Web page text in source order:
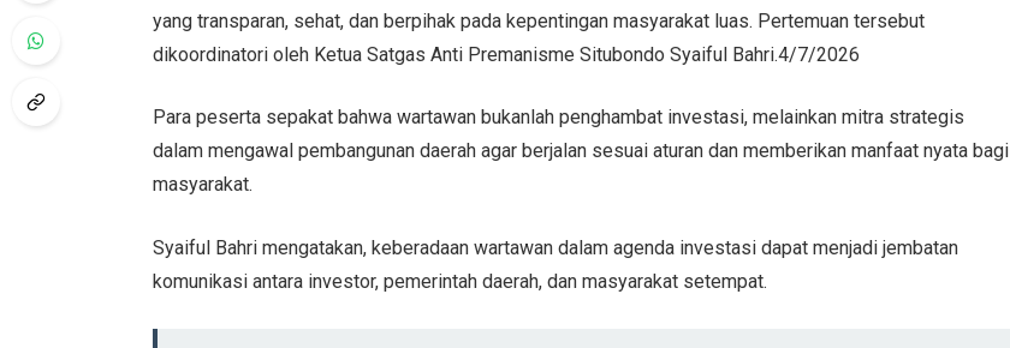
yang transparan, sehat, dan berpihak pada kepentingan masyarakat luas. Pertemuan tersebut
dikoordinatori oleh Ketua Satgas Anti Premanisme Situbondo Syaiful Bahri.4/7/2026
Para peserta sepakat bahwa wartawan bukanlah penghambat investasi, melainkan mitra strategis
dalam mengawal pembangunan daerah agar berjalan sesuai aturan dan memberikan manfaat nyata bagi
masyarakat.
Syaiful Bahri mengatakan, keberadaan wartawan dalam agenda investasi dapat menjadi jembatan
komunikasi antara investor, pemerintah daerah, dan masyarakat setempat.